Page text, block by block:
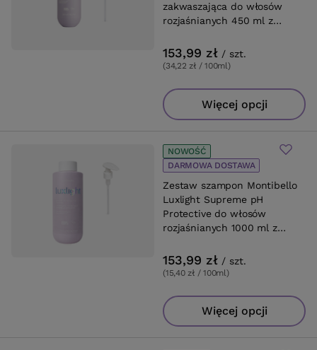
zakwaszająca do włosów
rozjaśnianych 450 ml z
153,99 zł / szt.
(34,22 zł / 100ml)
Więcej opcji
Zestaw szampon Montibello
Luxlight Supreme pH
Protective do włosów
rozjaśnianych 1000 ml z
NOWOŚĆ
DARMOWA DOSTAWA
153,99 zł / szt.
(15,40 zł / 100ml)
Więcej opcji